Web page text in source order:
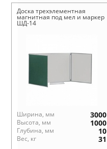
Доска трехэлементная
магнитная под мел и маркер
ШД-14
Ширина, мм 3000
Высота, мм 1000
Глубина, мм 10
Вес, кг 31